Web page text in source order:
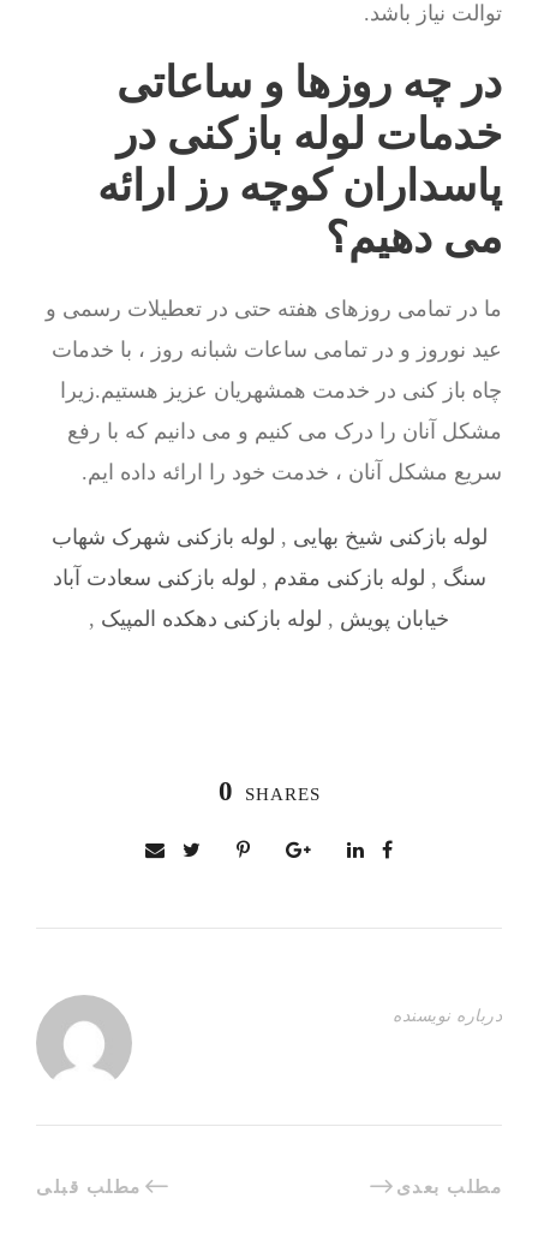
توالت نیاز باشد.
در چه روزها و ساعاتی
خدمات لوله بازکنی در
پاسداران کوچه رز ارائه
می دهیم؟
ما در تمامی روزهای هفته حتی در تعطیلات رسمی و
عید نوروز و در تمامی ساعات شبانه روز ، با خدمات
چاه باز کنی در خدمت همشهریان عزیز هستیم.زیرا
مشکل آنان را درک می کنیم و می دانیم که با رفع
سریع مشکل آنان ، خدمت خود را ارائه داده ایم.
لوله بازکنی شیخ بهایی , لوله بازکنی شهرک شهاب
سنگ , لوله بازکنی مقدم , لوله بازکنی سعادت آباد
خیابان پویش , لوله بازکنی دهکده المپیک ,
0 SHARES
درباره نویسنده
مطلب قبلی مطلب بعدی